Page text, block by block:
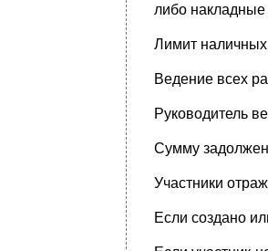
либо
Лимит
Ведение всех
Руководитель
Сумму
Участники
Если создано